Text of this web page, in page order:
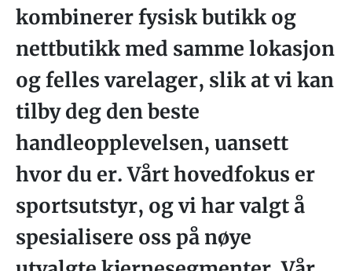
kombinerer fysisk butikk og
nettbutikk med samme lokasjon
og felles varelager, slik at vi kan
tilby deg den beste
handleopplevelsen, uansett
hvor du er. Vårt hovedfokus er
sportsutstyr, og vi har valgt å
spesialisere oss på nøye